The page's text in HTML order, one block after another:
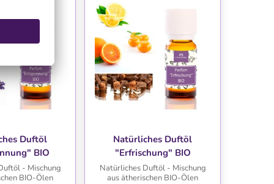
Duftöl
BIO
- Mischung
BIO-Ölen
Natürliches Duftöl
"Erfrischung" BIO
Natürliches Duftöl - Mischung
aus ätherischen BIO-Ölen